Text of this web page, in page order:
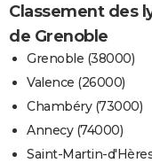
Classement des
de Grenoble
Grenoble (38000)
Valence (26000)
Chambéry (73000)
Annecy (74000)
Saint-Martin-